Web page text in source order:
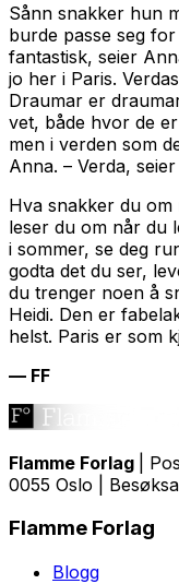
Sånn snakker hun
burde passe seg
fantastisk, seier
jo her i Paris.
Draumar er
vet, både hvor de
men i verden som
Anna. – Verda,
Hva snakker du
leser du om når du
i sommer, se deg
godta det du ser,
du trenger noen å
Heidi. Den er
helst. Paris er som
— FF
Flamme Forlag
|
0055 Oslo |
Flamme Forlag
Blogg